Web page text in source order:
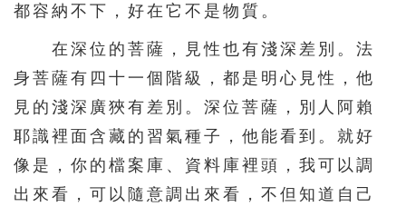
都容納不下，好在它不是物質。
在深位的菩薩，見性也有淺深差別。法
身菩薩有四十一個階級，都是明心見性，他
見的淺深廣狹有差別。深位菩薩，別人阿賴
耶識裡面含藏的習氣種子，他能看到。就好
像是，你的檔案庫、資料庫裡頭，我可以調
出來看，可以隨意調出來看，不但知道自己